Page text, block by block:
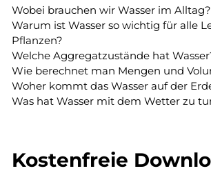
Wobei brauchen wir Wasser im Alltag?
Warum ist Wasser so wichtig für alle
Pflanzen?
Welche Aggregatzustände hat
Wie berechnet man Mengen und
Woher kommt das Wasser auf der
Was hat Wasser mit dem Wetter zu
Kostenfreie